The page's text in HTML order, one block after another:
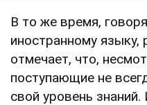
В то же время,
иностранному языку,
отмечает, что,
поступающие не
свой уровень